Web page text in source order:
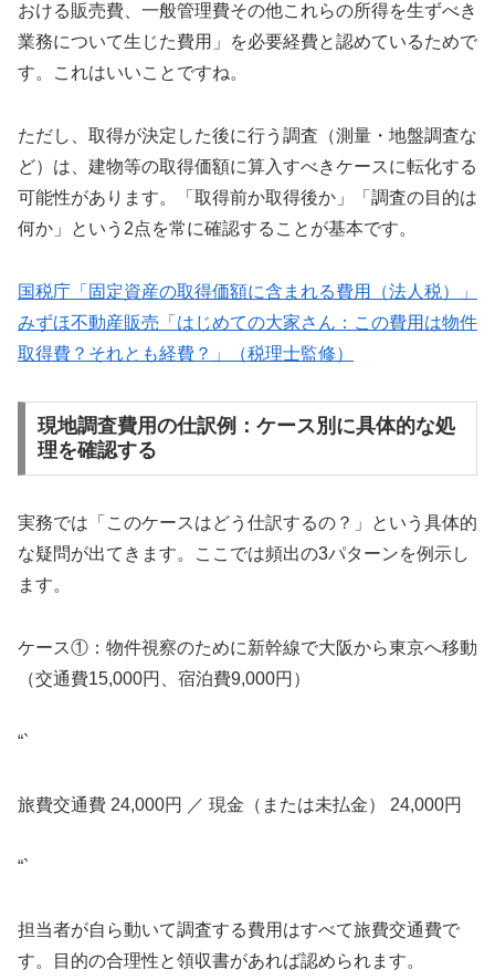
おける販売費、一般管理費その他これらの所得を生ずべき
業務について生じた費用」を必要経費と認めているためで
す。これはいいことですね。
ただし、取得が決定した後に行う調査（測量・地盤調査な
ど）は、建物等の取得価額に算入すべきケースに転化する
可能性があります。「取得前か取得後か」「調査の目的は
何か」という2点を常に確認することが基本です。
国税庁「固定資産の取得価額に含まれる費用（法人税）」
みずほ不動産販売「はじめての大家さん：この費用は物件
取得費？それとも経費？」（税理士監修）
現地調査費用の仕訳例：ケース別に具体的な処
理を確認する
実務では「このケースはどう仕訳するの？」という具体的
な疑問が出てきます。ここでは頻出の3パターンを例示し
ます。
ケース①：物件視察のために新幹線で大阪から東京へ移動
（交通費15,000円、宿泊費9,000円）
“`
旅費交通費 24,000円 ／ 現金（または未払金） 24,000円
“`
担当者が自ら動いて調査する費用はすべて旅費交通費で
す。目的の合理性と領収書があれば認められます。